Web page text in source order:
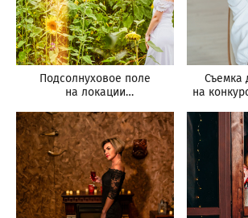
Подсолнуховое поле
на локации
Съемка
на